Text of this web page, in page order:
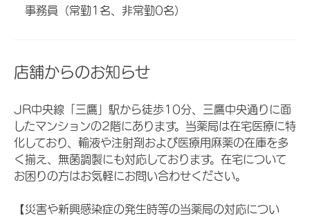
事務員（常勤1名、非常勤0名）
店舗からのお知らせ
JR中央線「三鷹」駅から徒歩10分、三鷹中央通りに面
したマンションの2階にあります。当薬局は在宅医療に特
化しており、輸液や注射剤および医療用麻薬の在庫を多
く揃え、無菌調製にも対応しております。在宅について
お困りの方はお気軽にお問い合わせください。
【災害や新興感染症の発生時等の当薬局の対応につい